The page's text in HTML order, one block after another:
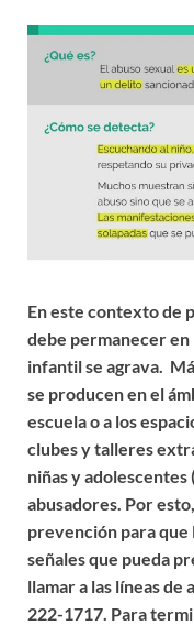
En este contexto de
debe permanecer en
infantil se agrava.
se producen en el
escuela o a los
clubes y talleres
niñas y adolescentes
abusadores. Por
prevención para que
señales que pueda
llamar a las líneas de
222-1717. Para